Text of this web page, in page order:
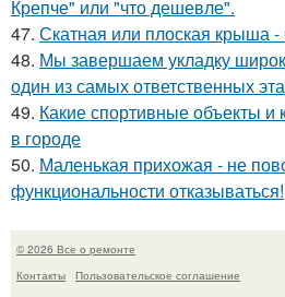
Крепче" или "что дешевле".
47. Скатная или плоская крыша -
48. Мы завершаем укладку
один из самых ответственных
49. Какие спортивные объекты
в городе
50. Маленькая прихожая - не
функциональности отказываться!
© 2026 Все о ремонте
Контакты
Пользовательское соглашение